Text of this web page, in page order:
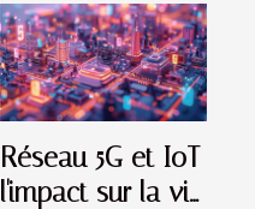
Réseau 5G et IoT
l'impact sur la vie